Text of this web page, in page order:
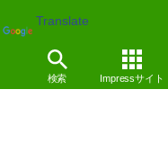
Translate
検索 Impressサイト